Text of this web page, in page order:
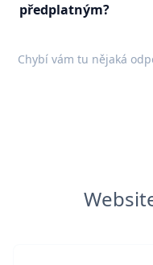
předplatným?
Chybí vám tu nějaká